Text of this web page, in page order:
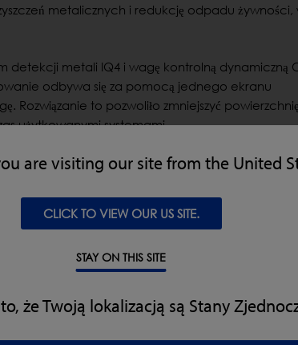
are visiting our site from the United
CLICK TO VIEW OUR US SITE.
STAY ON THIS SITE
że Twoją lokalizacją są Stany
metalicznych i redukcję odpadu żywności,
detekcji metali IQ4 i wagę kontrolną dynamiczną
odbywa się za pomocą jednego ekranu
Rozwiązanie to pozwoliło zmniejszyć powierzchnię
użytkowanymi systemami.
najlepsze. IQ4
do
wgląd w
się dla nas na
objęcia